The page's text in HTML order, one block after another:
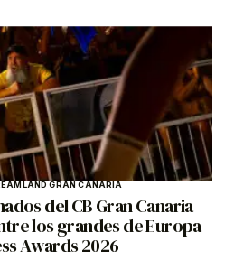
GRAN CANARIA
del CB Gran Canaria
los grandes de Europa
Awards 2026